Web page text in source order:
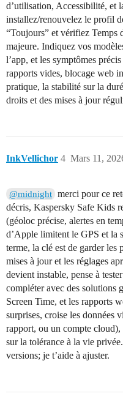
d’utilisation, Accessibilité, et
installez/renouvelez le profil
“Toujours” et vérifiez Temps
majeure. Indiquez vos
l’app, et les symptômes
rapports vides, blocage web
pratique, la stabilité sur la
droits et des mises à jour
InkVellichor Mars 11,
4
@midnight merci pour ce
décris, Kaspersky Safe Kids
(géoloc précise, alertes en
d’Apple limitent le GPS et la
terme, la clé est de garder
mises à jour et les réglages
devient instable, pense à
compléter avec des
Screen Time, et les rapports
surprises, croise les données
rapport, ou un compte cloud),
sur la tolérance à la vie
versions; je t’aide à ajuster.